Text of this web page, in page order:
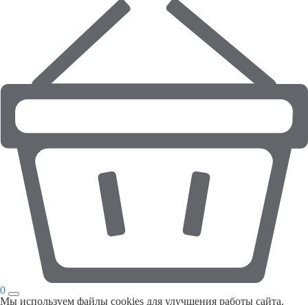
0
Мы используем файлы cookies для улучшения работы сайта.